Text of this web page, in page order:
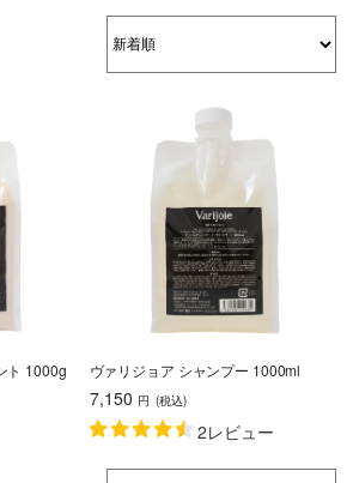
ト 1000g ヴァリジョア シャンプー 1000ml
7,150 円 (税込)
2レビュー